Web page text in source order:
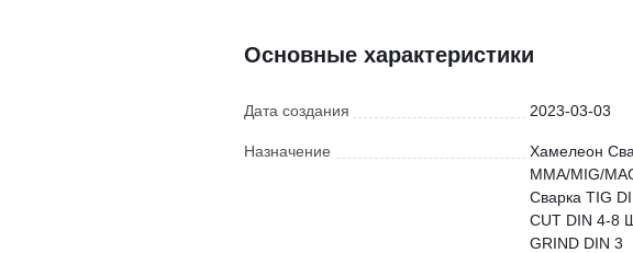
Основные характеристики
Дата создания 2023-03-03
Назначение
Хамелеон
ММА/MIG/
Сварка TIG
CUT DIN 4-8
GRIND DIN 3